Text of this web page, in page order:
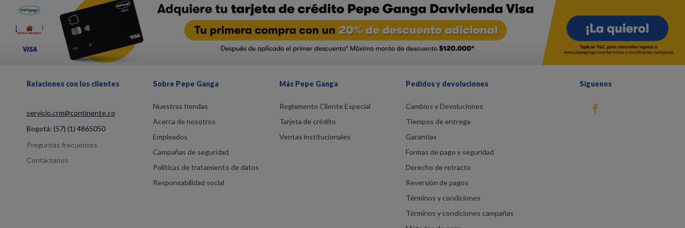
Relaciones con los clientes
servicio.crm@continente.co
Bogotá: (57) (1) 4865050
Preguntas frecuentes
Contáctanos
Sobre Pepe Ganga
Nuestras tiendas
Acerca de nosotros
Empleados
Campañas de seguridad
Políticas de tratamiento de datos
Responsabilidad social
Más Pepe Ganga
Reglamento Cliente Especial
Tarjeta de crédito
Ventas institucionales
Pedidos y devoluciones
Cambios y Devoluciones
Tiempos de entrega
Garantías
Formas de pago y seguridad
Derecho de retracto
Reversión de pagos
Términos y condiciones
Términos y condiciones campañas
Siguenos
fb